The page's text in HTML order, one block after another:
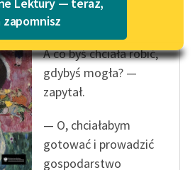
zapomniszPollyanna dorasta
A co byś chciała robić,
gdybyś mogła? —
zapytał.
— O, chciałabym
gotować i prowadzić
gospodarstwo